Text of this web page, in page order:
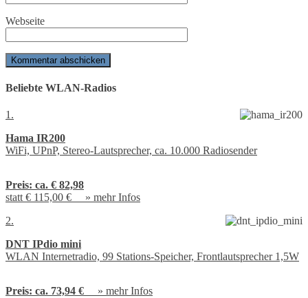
Webseite
Beliebte WLAN-Radios
1.
Hama IR200
WiFi, UPnP, Stereo-Lautsprecher, ca. 10.000 Radiosender
Preis: ca. € 82,98
statt € 115,00 € » mehr Infos
2.
DNT IPdio mini
WLAN Internetradio, 99 Stations-Speicher, Frontlautsprecher 1,5W
Preis: ca. 73,94 € » mehr Infos